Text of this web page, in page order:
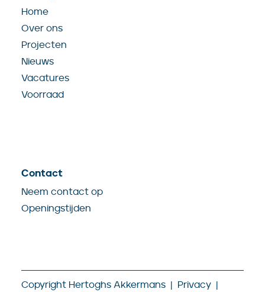
Home
Over ons
Projecten
Nieuws
Vacatures
Voorraad
Contact
Neem contact op
Openingstijden
Copyright Hertoghs Akkermans | Privacy |